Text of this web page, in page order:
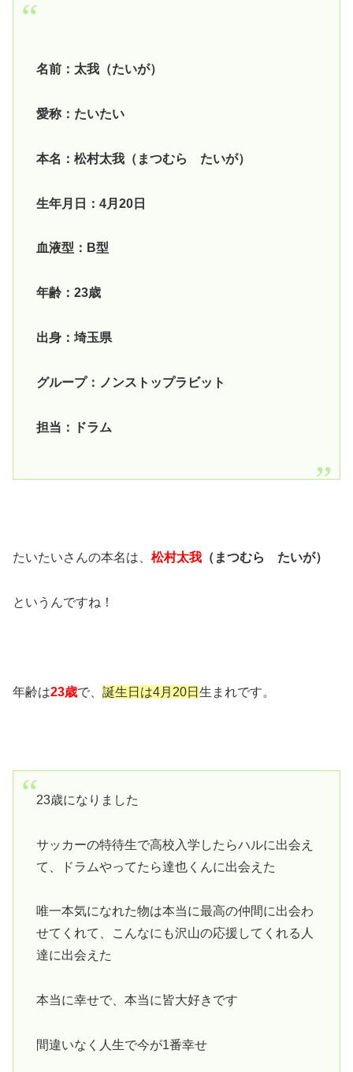
名前：太我（たいが）
愛称：たいたい
本名：松村太我（まつむら たいが）
生年月日：4月20日
血液型：B型
年齢：23歳
出身：埼玉県
グループ：ノンストップラビット
担当：ドラム
たいたいさんの本名は、 松村太我 （まつむら たいが）
というんですね！
年齢は23歳で、 誕生日は4月20日 生まれです。
23歳になりました
サッカーの特待生で高校入学したらハルに出会え
て、ドラムやってたら達也くんに出会えた
唯一本気になれた物は本当に最高の仲間に出会わ
せてくれて、こんなにも沢山の応援してくれる人
達に出会えた
本当に幸せで、本当に皆大好きです
間違いなく人生で今が1番幸せ